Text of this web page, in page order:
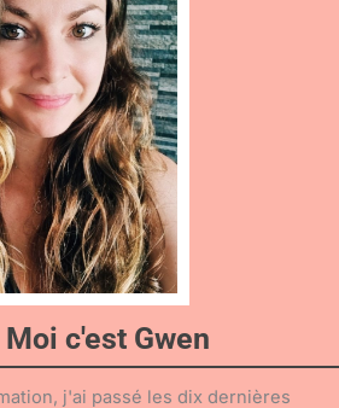
c'est Gwen
j'ai passé les dix dernières